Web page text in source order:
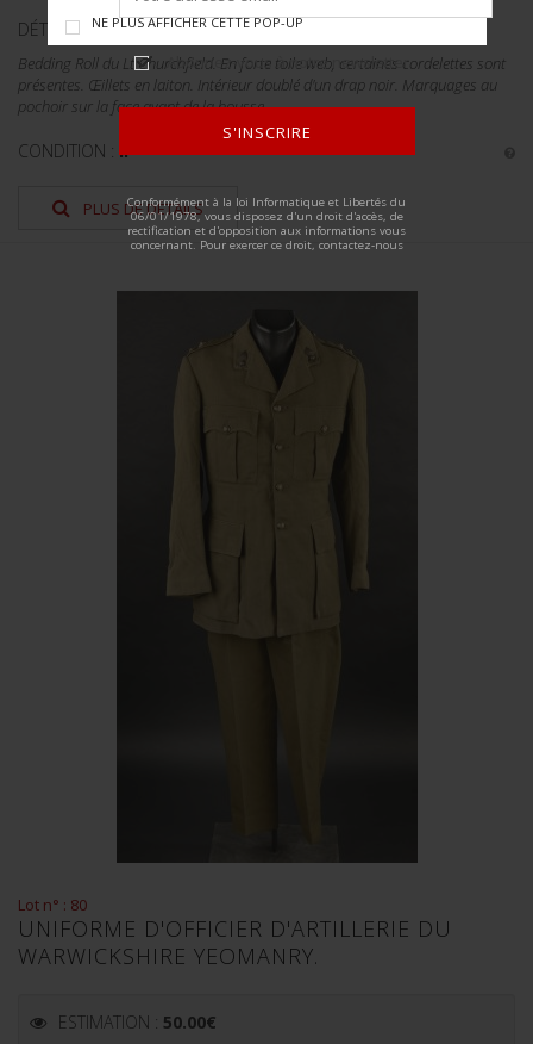
Abonnez-vous à notre newsletter
S'INSCRIRE
Conformément à la loi Informatique et Libertés du
06/01/1978, vous disposez d'un droit d'accès, de
rectification et d'opposition aux informations vous
concernant. Pour exercer ce droit, contactez-nous
NE PLUS AFFICHER CETTE POP-UP
DÉTAILS :
Bedding Roll du Lt Churchfield. En forte toile web, certaines cordelettes sont
présentes. Œillets en laiton. Intérieur doublé d'un drap noir. Marquages au
pochoir sur la face avant de la housse...
CONDITION : II+
PLUS DE DÉTAILS
Lot n° : 80
UNIFORME D'OFFICIER D'ARTILLERIE DU
WARWICKSHIRE YEOMANRY.
ESTIMATION : 50.00€